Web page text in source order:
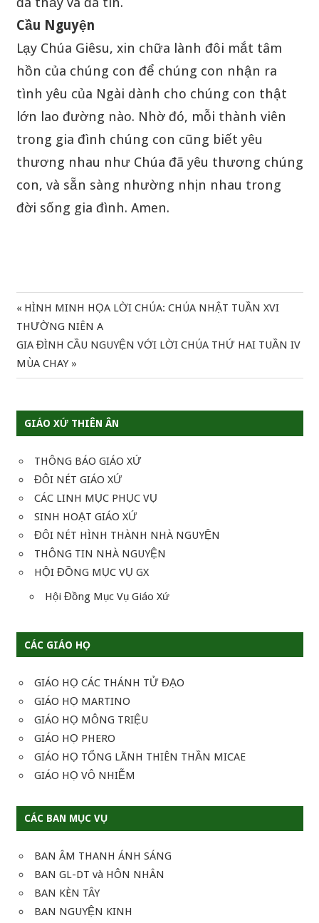
GIÁO XỨ THIÊN ÂN
THÔNG BÁO GIÁO XỨ
ĐÔI NÉT GIÁO XỨ
CÁC LINH MỤC PHỤC VỤ
SINH HOẠT GIÁO XỨ
ĐÔI NÉT HÌNH THÀNH NHÀ NGUYỆN
THÔNG TIN NHÀ NGUYỆN
HỘI ĐỒNG MỤC VỤ GX
Hội Đồng Mục Vụ Giáo Xứ
CÁC GIÁO HỌ
GIÁO HỌ CÁC THÁNH TỬ ĐẠO
GIÁO HỌ MARTINO
GIÁO HỌ MÔNG TRIỆU
GIÁO HỌ PHERO
GIÁO HỌ TỔNG LÃNH THIÊN THẦN MICAE
GIÁO HỌ VÔ NHIỄM
CÁC BAN MỤC VỤ
BAN ÂM THANH ÁNH SÁNG
BAN GL-DT và HÔN NHÂN
BAN KÈN TÂY
BAN NGUYỆN KINH
Cầu Nguyện
Lạy Chúa Giêsu, xin chữa lành đôi mắt tâm
hồn của chúng con để chúng con nhận ra
tình yêu của Ngài dành cho chúng con thật
lớn lao đường nào. Nhờ đó, mỗi thành viên
trong gia đình chúng con cũng biết yêu
thương nhau như Chúa đã yêu thương chúng
con, và sẵn sàng nhường nhịn nhau trong
đời sống gia đình. Amen.
Điều
hướng
bài
Previous
Post:
HÌNH MINH HỌA LỜI CHÚA: CHÚA NHẬT TUẦN XVI
THƯỜNG NIÊN A
Next
Post:
GIA ĐÌNH CẦU NGUYỆN VỚI LỜI CHÚA THỨ HAI TUẦN IV
MÙA CHAY